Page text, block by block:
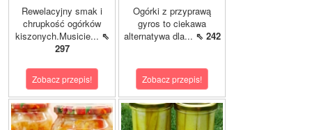
Rewelacyjny smak i
chrupkość ogórków
kiszonych.Musicie... ⇖
297
Zobacz przepis!
Ogórki z przyprawą
gyros to ciekawa
alternatywa dla... ⇖ 242
Zobacz przepis!